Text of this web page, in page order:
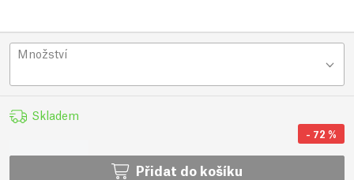
Množství
Skladem
- 72 %
Přidat do košíku